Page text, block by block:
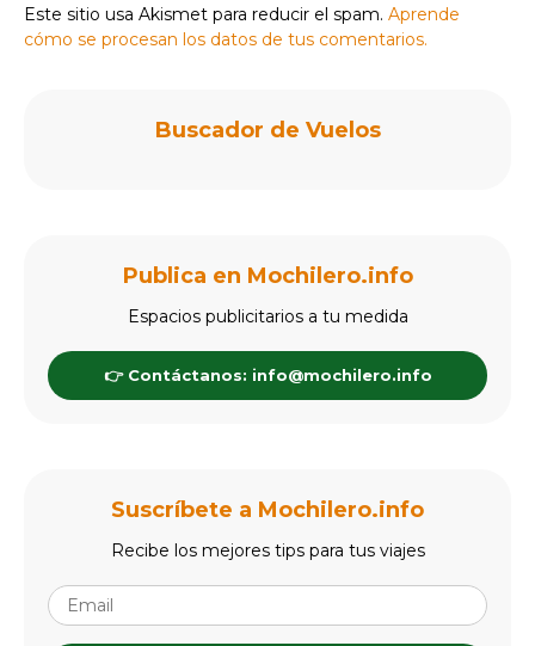
Este sitio usa Akismet para reducir el spam. Aprende
cómo se procesan los datos de tus comentarios.
Buscador de Vuelos
Publica en Mochilero.info
Espacios publicitarios a tu medida
👉 Contáctanos: info@mochilero.info
Suscríbete a Mochilero.info
Recibe los mejores tips para tus viajes